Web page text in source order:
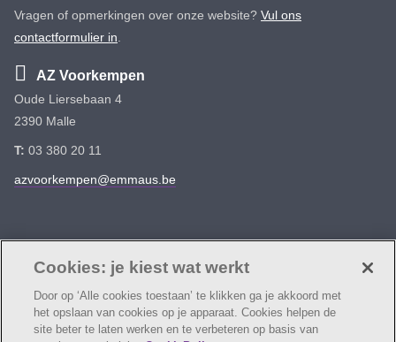
Vragen of opmerkingen over onze website? Vul ons
contactformulier in
AZ Voorkempen
Oude Liersebaan 4
2390 Malle
T: 03 380 20 11
azvoorkempen@emmaus.be
Cookies: je kiest wat werkt
Door op ‘Alle cookies toestaan’ te klikken ga je akkoord met
het opslaan van cookies op je apparaat. Cookies helpen de
site beter te laten werken en te verbeteren op basis van